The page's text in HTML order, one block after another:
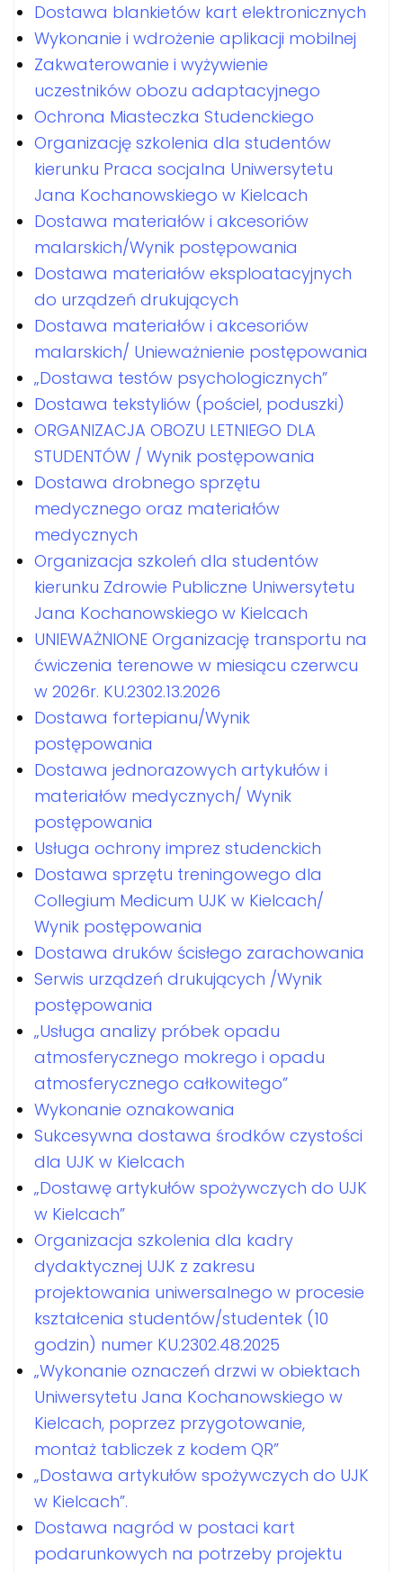
Dostawa blankietów kart elektronicznych
Wykonanie i wdrożenie aplikacji mobilnej
Zakwaterowanie i wyżywienie
uczestników obozu adaptacyjnego
Ochrona Miasteczka Studenckiego
Organizację szkolenia dla studentów
kierunku Praca socjalna Uniwersytetu
Jana Kochanowskiego w Kielcach
Dostawa materiałów i akcesoriów
malarskich/Wynik postępowania
Dostawa materiałów eksploatacyjnych
do urządzeń drukujących
Dostawa materiałów i akcesoriów
malarskich/ Unieważnienie postępowania
„Dostawa testów psychologicznych”
Dostawa tekstyliów (pościel, poduszki)
ORGANIZACJA OBOZU LETNIEGO DLA
STUDENTÓW / Wynik postępowania
Dostawa drobnego sprzętu
medycznego oraz materiałów
medycznych
Organizacja szkoleń dla studentów
kierunku Zdrowie Publiczne Uniwersytetu
Jana Kochanowskiego w Kielcach
UNIEWAŻNIONE Organizację transportu na
ćwiczenia terenowe w miesiącu czerwcu
w 2026r. KU.2302.13.2026
Dostawa fortepianu/Wynik
postępowania
Dostawa jednorazowych artykułów i
materiałów medycznych/ Wynik
postępowania
Usługa ochrony imprez studenckich
Dostawa sprzętu treningowego dla
Collegium Medicum UJK w Kielcach/
Wynik postępowania
Dostawa druków ścisłego zarachowania
Serwis urządzeń drukujących /Wynik
postępowania
„Usługa analizy próbek opadu
atmosferycznego mokrego i opadu
atmosferycznego całkowitego”
Wykonanie oznakowania
Sukcesywna dostawa środków czystości
dla UJK w Kielcach
„Dostawę artykułów spożywczych do UJK
w Kielcach”
Organizacja szkolenia dla kadry
dydaktycznej UJK z zakresu
projektowania uniwersalnego w procesie
kształcenia studentów/studentek (10
godzin) numer KU.2302.48.2025
„Wykonanie oznaczeń drzwi w obiektach
Uniwersytetu Jana Kochanowskiego w
Kielcach, poprzez przygotowanie,
montaż tabliczek z kodem QR”
„Dostawa artykułów spożywczych do UJK
w Kielcach”.
Dostawa nagród w postaci kart
podarunkowych na potrzeby projektu